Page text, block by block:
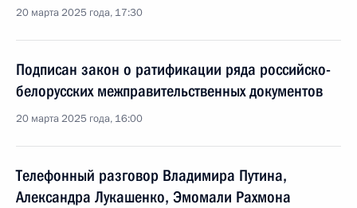
20 марта 2025 года, 17:30
Подписан закон о ратификации ряда российско-
белорусских межправительственных документов
20 марта 2025 года, 16:00
Телефонный разговор Владимира Путина,
Александра Лукашенко, Эмомали Рахмона